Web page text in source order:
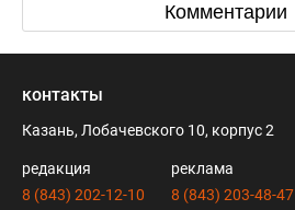
Комментарии
контакты
Казань, Лобачевского 10, корпус 2
редакция
8 (843) 202-12-10
реклама
8 (843) 203-48-47